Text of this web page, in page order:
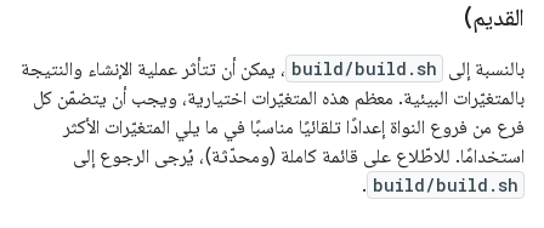
القديم)
بالنسبة إلى build/build.sh ، يمكن أن تتأثر عملية الإنشاء والنتيجة
بالمتغيّرات البيئية. معظم هذه المتغيّرات اختيارية، ويجب أن يتضمّن كل
فرع من فروع النواة إعدادًا تلقائيًا مناسبًا في ما يلي المتغيّرات الأكثر
استخدامًا. للاطّلاع على قائمة كاملة (ومحدّثة)، يُرجى الرجوع إلى
build/build.sh
.